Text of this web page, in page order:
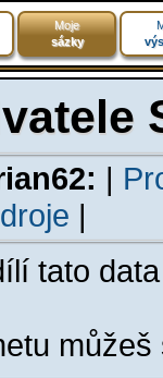
Moje
sázky
|
|
tato